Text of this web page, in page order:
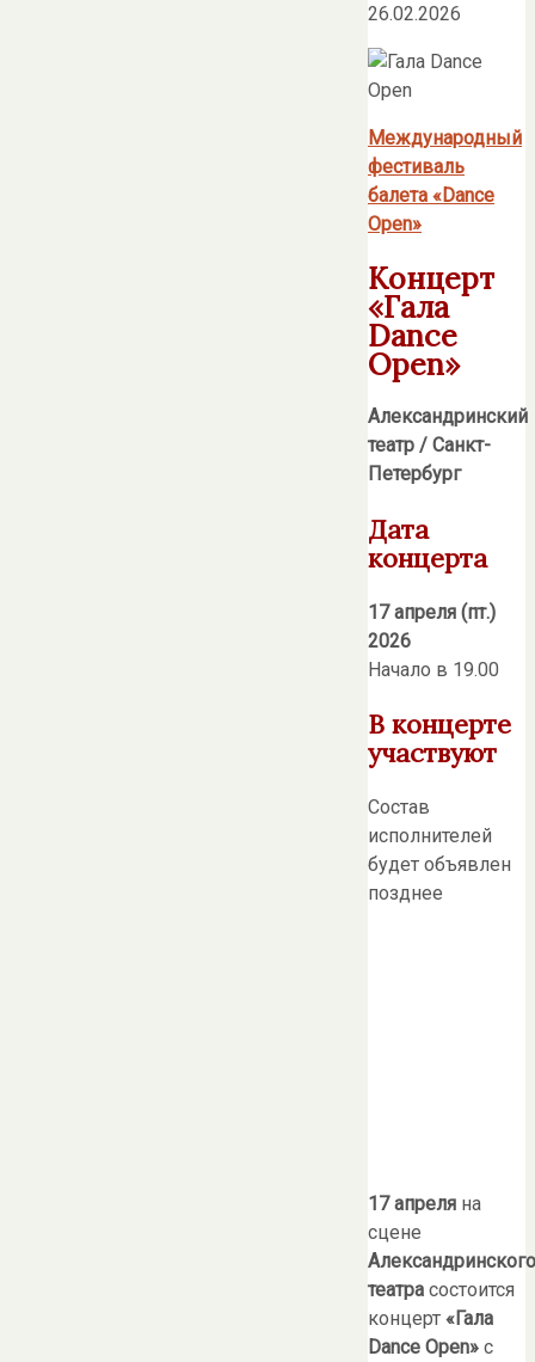
26.02.2026
Международный
фестиваль
балета «Dance
Open»
Концерт
«Гала
Dance
Open»
Александринский
театр / Санкт-
Петербург
Дата
концерта
17 апреля (пт.)
2026
Начало в 19.00
В концерте
участвуют
Состав
исполнителей
будет объявлен
позднее
17 апреля на
сцене
Александринского
театра состоится
концерт «Гала
Dance Open» с